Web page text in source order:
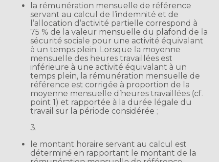
la rémunération mensuelle de référence
servant au calcul de l’indemnité et de
l’allocation d’activité partielle correspond à
75 % de la valeur mensuelle du plafond de la
sécurité sociale pour une activité équivalant
à un temps plein. Lorsque la moyenne
mensuelle des heures travaillées est
inférieure à une activité équivalant à un
temps plein, la rémunération mensuelle de
référence est corrigée à proportion de la
moyenne mensuelle d’heures travaillées (cf.
point 1) et rapportée à la durée légale du
travail sur la période considérée ;
3.
le montant horaire servant au calcul est
déterminé en rapportant le montant de la